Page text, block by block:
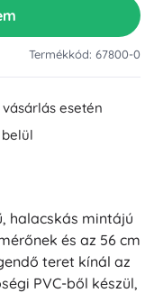
Termékkód: 67800-0
esetén
halacskás mintájú
és az 56 cm
teret kínál az
PVC-ből készül,